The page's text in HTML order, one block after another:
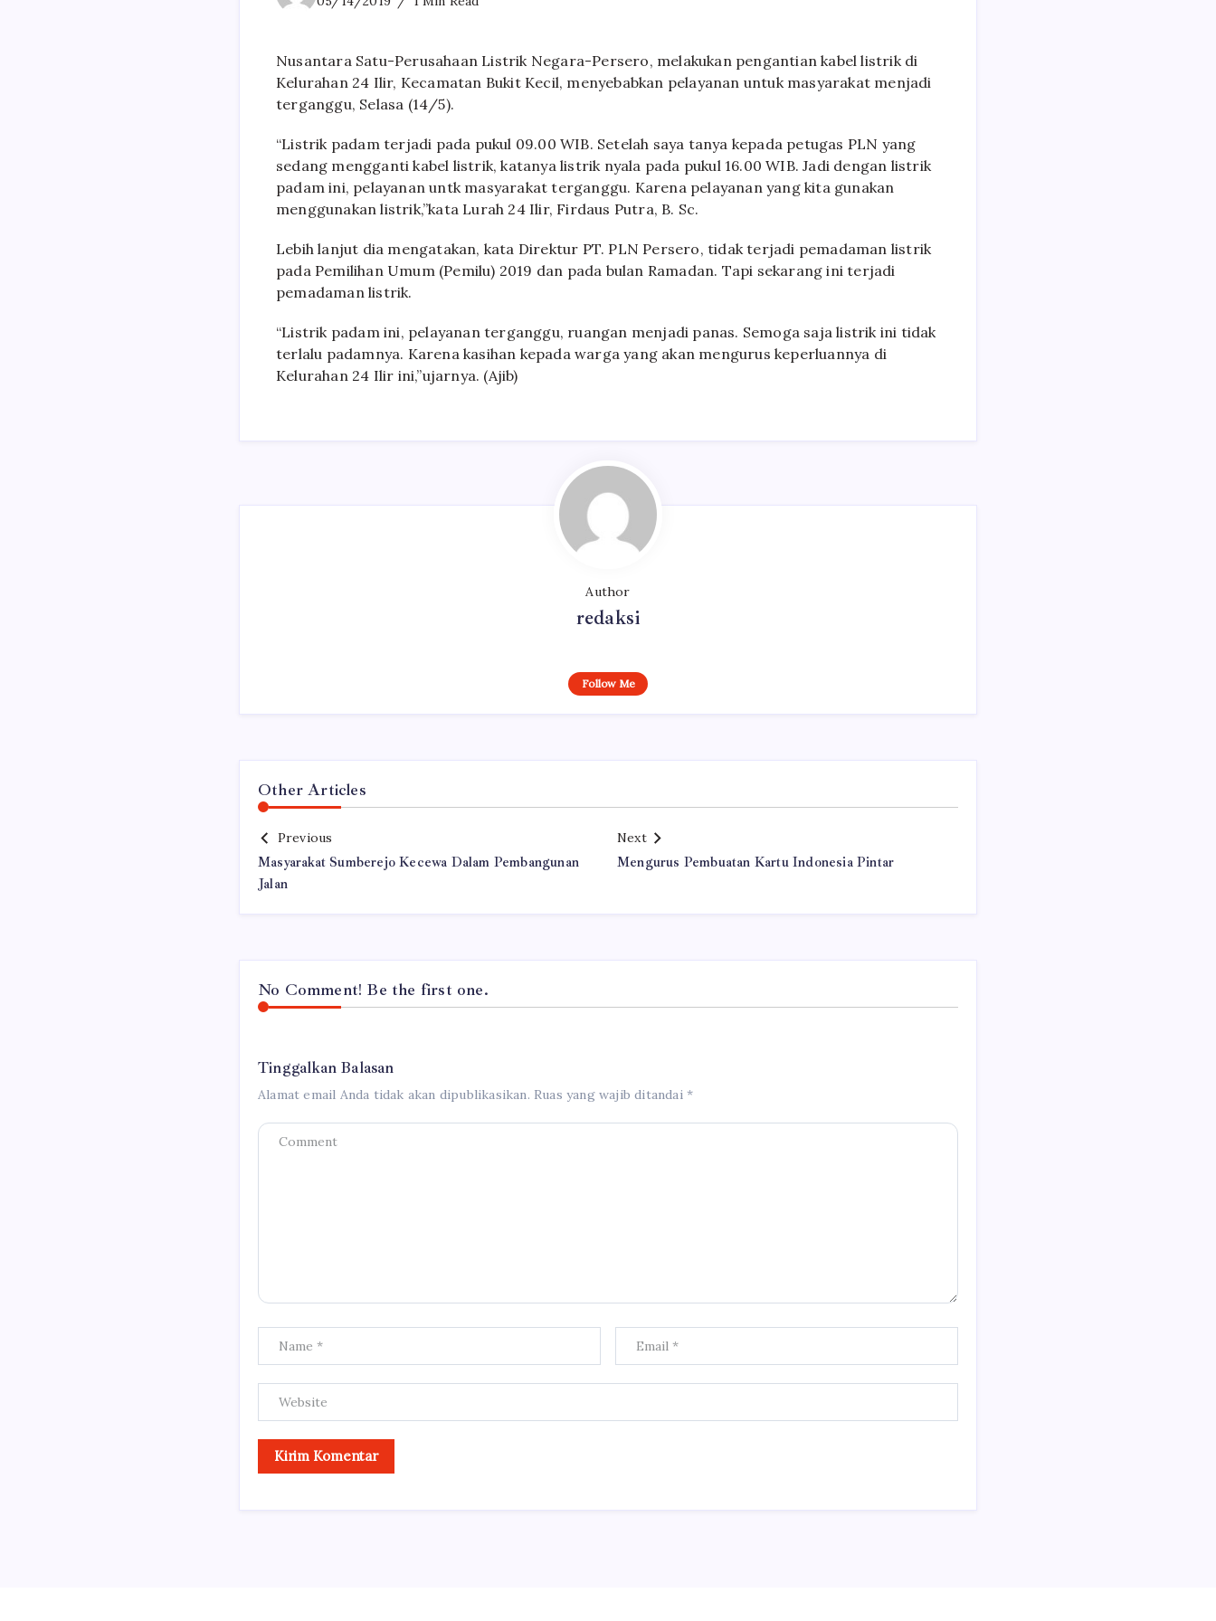
Nusantara Satu-Perusahaan Listrik Negara-Persero, melakukan pengantian kabel listrik di
Kelurahan 24 Ilir, Kecamatan Bukit Kecil, menyebabkan pelayanan untuk masyarakat menjadi
terganggu, Selasa (14/5).
“Listrik padam terjadi pada pukul 09.00 WIB. Setelah saya tanya kepada petugas PLN yang
sedang mengganti kabel listrik, katanya listrik nyala pada pukul 16.00 WIB. Jadi dengan listrik
padam ini, pelayanan untk masyarakat terganggu. Karena pelayanan yang kita gunakan
menggunakan listrik,”kata Lurah 24 Ilir, Firdaus Putra, B. Sc.
Lebih lanjut dia mengatakan, kata Direktur PT. PLN Persero, tidak terjadi pemadaman listrik
pada Pemilihan Umum (Pemilu) 2019 dan pada bulan Ramadan. Tapi sekarang ini terjadi
pemadaman listrik.
“Listrik padam ini, pelayanan terganggu, ruangan menjadi panas. Semoga saja listrik ini tidak
terlalu padamnya. Karena kasihan kepada warga yang akan mengurus keperluannya di
Kelurahan 24 Ilir ini,”ujarnya. (Ajib)
Author
redaksi
Follow Me
Other Articles
Previous
Masyarakat Sumberejo Kecewa Dalam Pembangunan
Jalan
Next
Mengurus Pembuatan Kartu Indonesia Pintar
No Comment! Be the first one.
Tinggalkan Balasan
Alamat email Anda tidak akan dipublikasikan. Ruas yang wajib ditandai*